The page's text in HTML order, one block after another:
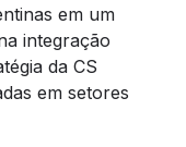
em um
integração
da CS
em setores